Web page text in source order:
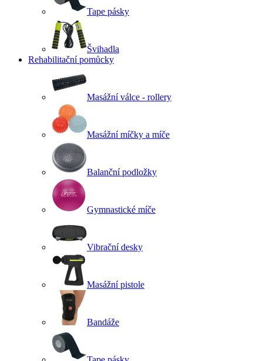
Tape pásky
Švihadla
Rehabilitační pomůcky
Masážní válce - rollery
Masážní míčky a míče
Balanční podložky
Gymnastické míče
Vibrační desky
Masážní pistole
Bandáže